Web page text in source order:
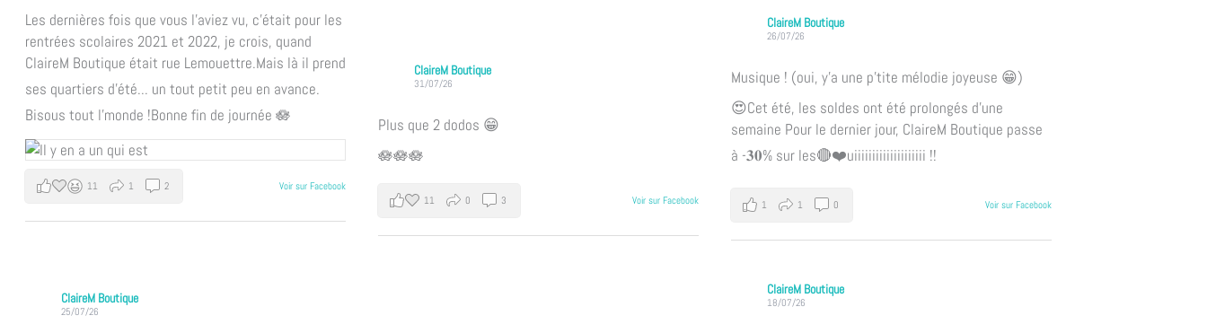
Les dernières fois que vous l'aviez vu, c'était pour les
rentrées scolaires 2021 et 2022, je crois, quand
ClaireM Boutique était rue Lemouettre.Mais là il prend
ses quartiers d'été... un tout petit peu en avance.
Bisous tout l'monde !Bonne fin de journée 🪷
Voir sur Facebook
11 1 2
ClaireM Boutique
31/07/26
Plus que 2 dodos 😁
🪷🪷🪷
Voir sur Facebook
11 0 3
ClaireM Boutique
26/07/26
Musique ! (oui, y'a une p'tite mélodie joyeuse 😁)
😍Cet été, les soldes ont été prolongés d'une
semaine Pour le dernier jour, ClaireM Boutique passe
à -𝟑𝟎% sur les🔴❤️uiiiiiiiiiiiiiiiiiiii !!
Voir sur Facebook
1 1 0
ClaireM Boutique
25/07/26
ClaireM Boutique
18/07/26